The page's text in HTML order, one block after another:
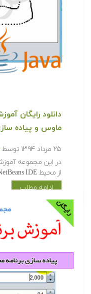
دانلود رایگان
ماوس و پیاده
۲۵ مرداد ۱۳۹۴ توسط
از محیط NetBeans IDE (نسخه ۸٫۰٫۲) برای پیاده…
ادامه مطلب